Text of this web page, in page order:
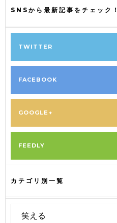
SNSから最新記事をチェック！
TWITTER
FACEBOOK
GOOGLE+
FEEDLY
カテゴリ別一覧
笑える